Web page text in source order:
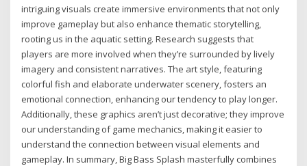
intriguing visuals create immersive environments that not only
improve gameplay but also enhance thematic storytelling,
rooting us in the aquatic setting. Research suggests that
players are more involved when they’re surrounded by lively
imagery and consistent narratives. The art style, featuring
colorful fish and elaborate underwater scenery, fosters an
emotional connection, enhancing our tendency to play longer.
Additionally, these graphics aren’t just decorative; they improve
our understanding of game mechanics, making it easier to
understand the connection between visual elements and
gameplay. In summary, Big Bass Splash masterfully combines